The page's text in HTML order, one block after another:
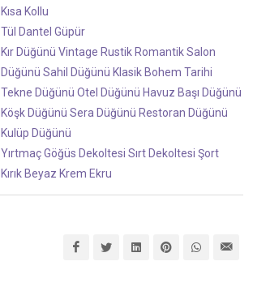
Kısa Kollu
Tül Dantel Güpür
Kır Düğünü Vintage Rustik RomantikSalon
Düğünü Sahil Düğünü Klasik Bohem Tarihi
Tekne Düğünü Otel Düğünü Havuz Başı Düğünü
Köşk Düğünü Sera Düğünü Restoran Düğünü
Kulüp Düğünü
YırtmaçGöğüs Dekoltesi Sırt Dekoltesi Şort
Kırık Beyaz Krem Ekru